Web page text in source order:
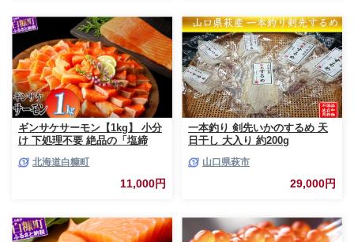
カタログギフト あとからカタロ
グ あとからカタログポイント
あとからカタログギフト ふるさ
と納税 ）
ギンサケサーモン【1kg】 小分
け 下処理不要 絶品の「塩締
サーモン 鮭 魚 銀鮭 刺身 生食
用 さけ サケ ふるさと ランキン
グ 人気 魚介類 魚介 北海道 白
北海道白糠町
11,000円
一本釣り 剣先いかのするめ 天
日干し 大入り 約200g
山口県萩市
29,000円